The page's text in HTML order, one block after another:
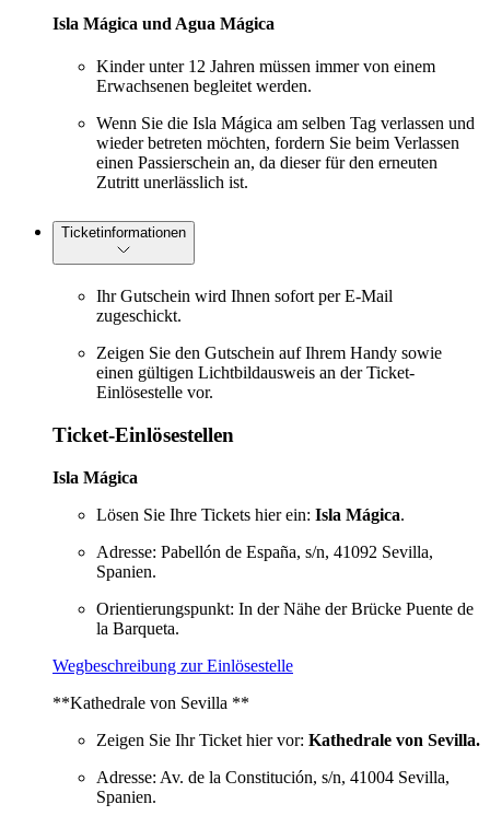
Isla Mágica und Agua Mágica
Kinder unter 12 Jahren müssen immer von einem
Erwachsenen begleitet werden.
Wenn Sie die Isla Mágica am selben Tag verlassen und
wieder betreten möchten, fordern Sie beim Verlassen
einen Passierschein an, da dieser für den erneuten
Zutritt unerlässlich ist.
Ticketinformationen
Ihr Gutschein wird Ihnen sofort per E-Mail
zugeschickt.
Zeigen Sie den Gutschein auf Ihrem Handy sowie
einen gültigen Lichtbildausweis an der Ticket-
Einlösestelle vor.
Ticket-Einlösestellen
Isla Mágica
Lösen Sie Ihre Tickets hier ein: Isla Mágica.
Adresse: Pabellón de España, s/n, 41092 Sevilla,
Spanien.
Orientierungspunkt: In der Nähe der Brücke Puente de
la Barqueta.
Wegbeschreibung zur Einlösestelle
**Kathedrale von Sevilla **
Zeigen Sie Ihr Ticket hier vor: Kathedrale von Sevilla.
Adresse: Av. de la Constitución, s/n, 41004 Sevilla,
Spanien.